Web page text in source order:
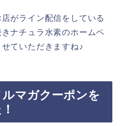
がライン配信をしている
ナチュラ水素のホームペ
ていただきますね♪
マガクーポンを